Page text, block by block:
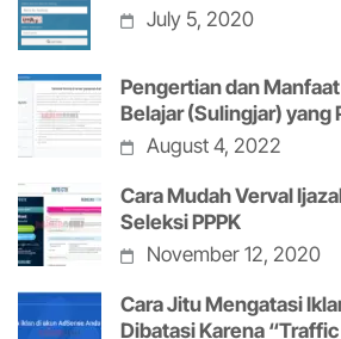
July 5, 2020
Pengertian dan
Belajar (Sulingjar) yang
August 4, 2022
Cara Mudah Verval
Seleksi PPPK
November 12, 2020
Cara Jitu Mengatasi
Dibatasi Karena